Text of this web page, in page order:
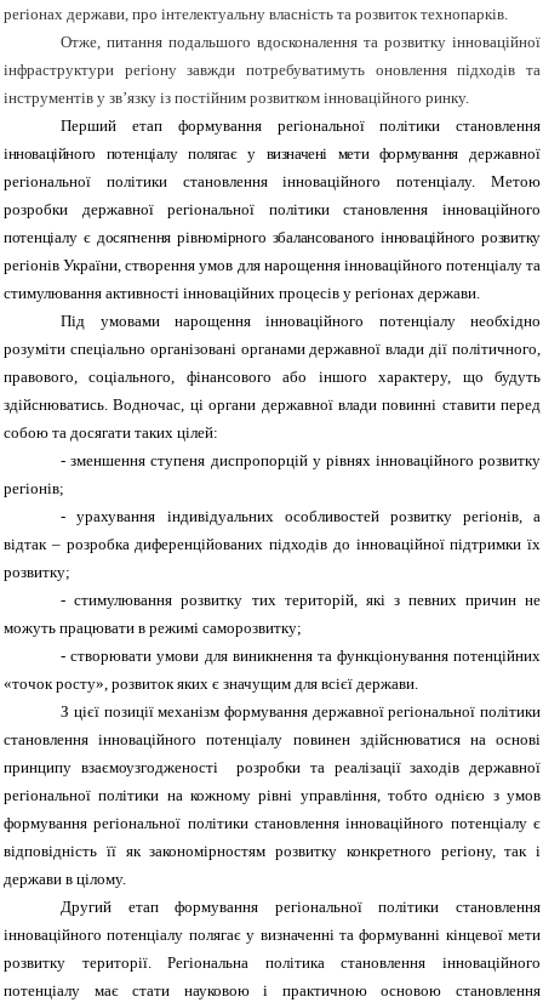
регіонах держави, про інтелектуальну власність та розвиток технопарків.
Отже, питання подальшого вдосконалення та розвитку інноваційної
інфраструктури регіону завжди потребуватимуть оновлення підходів та
інструментів у зв’язку із постійним розвитком інноваційного ринку.
Перший етап формування регіональної політики становлення
інноваційного потенціалу полягає у визначені мети формуваннядержавної
регіональної політики становлення інноваційного потенціалу. Метою
розробки державної регіональної політики становлення інноваційного
потенціалу є досягнення рівномірного збалансованого інноваційного розвитку
регіонів України, створення умов для нарощення інноваційного потенціалу та
стимулювання активності інноваційних процесів у регіонах держави.
Під умовами нарощення інноваційного потенціалу необхідно
розуміти спеціально організовані органами державної влади дії політичного,
правового, соціального, фінансового або іншого характеру, що будуть
здійснюватись. Водночас, ці органи державної влади повинні ставити перед
собою та досягати таких цілей:
- зменшення ступеня диспропорцій у рівнях інноваційного розвитку
регіонів;
- урахування індивідуальних особливостей розвитку регіонів, а
відтак – розробка диференційованих підходів до інноваційної підтримки їх
розвитку;
- стимулювання розвитку тих територій, які з певних причин не
можуть працювати в режимі саморозвитку;
- створювати умови для виникнення та функціонування потенційних
«точок росту», розвиток яких є значущим для всієї держави.
З цієї позиції механізм формування державної регіональної політики
становлення інноваційного потенціалу повинен здійснюватися на основі
принципу взаємоузгодженості розробки та реалізації заходів державної
регіональної політики на кожному рівні управління, тобто однією з умов
формування регіональної політики становлення інноваційного потенціалу є
відповідність її як закономірностям розвитку конкретного регіону, так і
держави в цілому.
Другий етап формування регіональної політики становлення
інноваційного потенціалу полягає у визначенні та формуванні кінцевої мети
розвитку території. Регіональна політика становлення інноваційного
потенціалу має стати науковою і практичною основою становлення